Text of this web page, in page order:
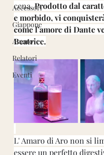
Accessori
Giappone
Amaro
Relatori
Eventi
cena. Prodotto dal
e morbido, vi
come l’amore di Dante
Beatrice.
L' Amaro di Aro non si
essere un perfetto